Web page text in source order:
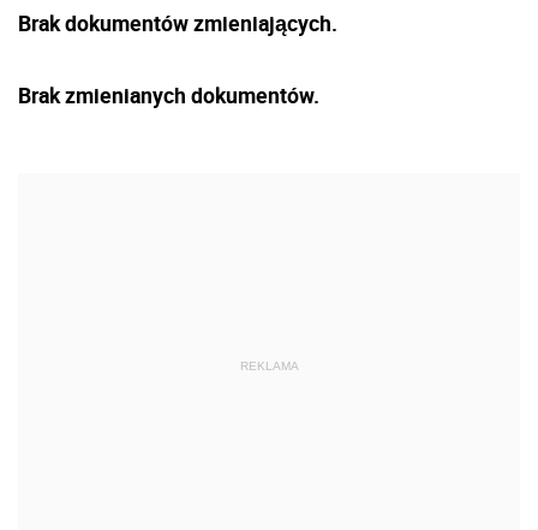
Brak dokumentów zmieniających.
Brak zmienianych dokumentów.